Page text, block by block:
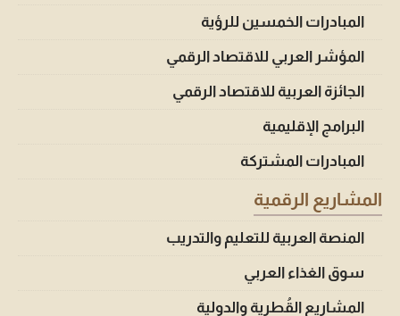
المبادرات الخمسين للرؤية
المؤشر العربي للاقتصاد الرقمي
الجائزة العربية للاقتصاد الرقمي
البرامج الإقليمية
المبادرات المشتركة
المشاريع الرقمية
المنصة العربية للتعليم والتدريب
سوق الغذاء العربي
المشاريع القُطرية والدولية